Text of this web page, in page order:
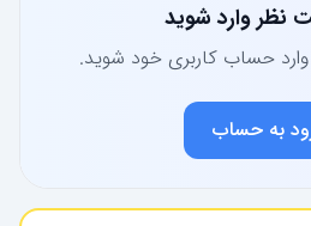
نظر وارد شوید
وارد حساب کاربری خود شوید.
به حساب